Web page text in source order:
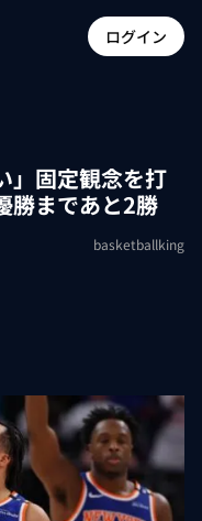
ログイン
」固定観念を打
勝まであと2勝
basketballking